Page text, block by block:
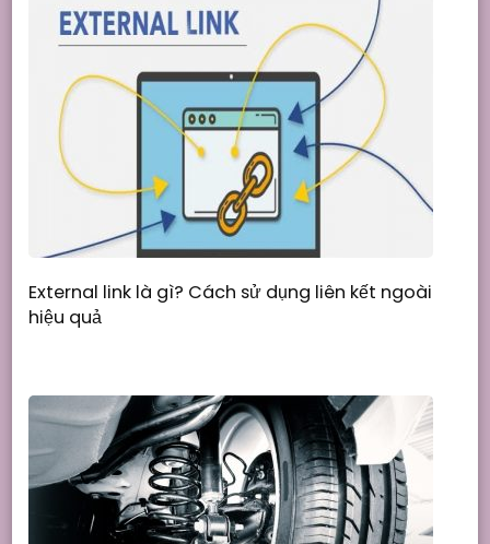
External link là gì? Cách sử dụng liên kết ngoài
hiệu quả